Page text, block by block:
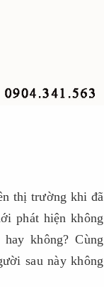
thị trường khi đã
phát hiện không
không? Cùng
sau này không